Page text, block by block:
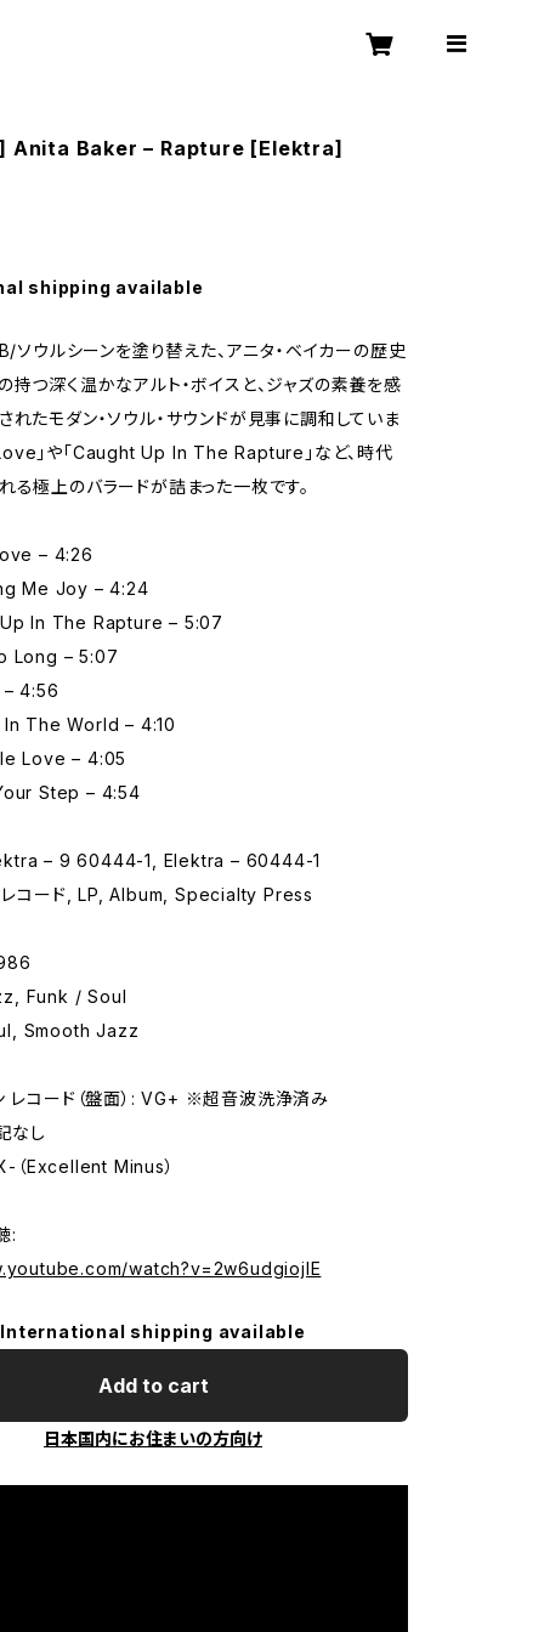
Anita Baker – Rapture [Elektra]
shipping available
ウルシーンを塗り替えた、アニタ・ベイカーの歴史
持つ深く温かなアルト・ボイスと、ジャズの素養を感
れたモダン・ソウル・サウンドが見事に調和していま
」や「Caught Up In The Rapture」など、時代
る極上のバラードが詰まった一枚です。
– 4:26
Me Joy – 4:24
In The Rapture – 5:07
Long – 5:07
4:56
The World – 4:10
Love – 4:05
Step – 4:54
– 9 60444-1, Elektra – 60444-1
レコード, LP, Album, Specialty Press
Funk / Soul
Smooth Jazz
レコード（盤面）: VG+ ※超音波洗浄済み
なし
（Excellent Minus）
:
watch?v=2w6udgiojlE
International shipping available
Add to cart
日本国内にお住まいの方向け